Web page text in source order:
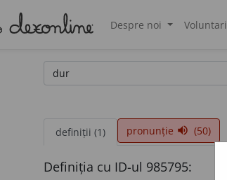
Despre noi Voluntari
definiții (1) pronunție volume_up (50)
Definiția cu ID-ul 985795: